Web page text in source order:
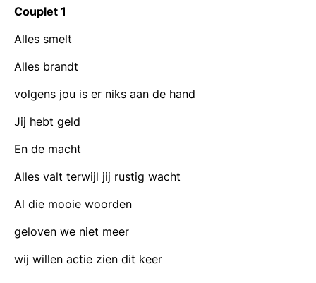
Couplet 1
Alles smelt
Alles brandt
volgens jou is er niks aan de hand
Jij hebt geld
En de macht
Alles valt terwijl jij rustig wacht
Al die mooie woorden
geloven we niet meer
wij willen actie zien dit keer